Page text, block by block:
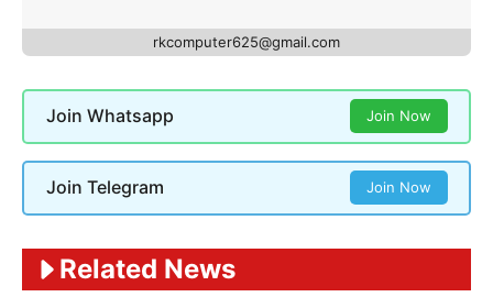
rkcomputer625@gmail.com
Join Whatsapp Join Now
Join Telegram Join Now
Related News